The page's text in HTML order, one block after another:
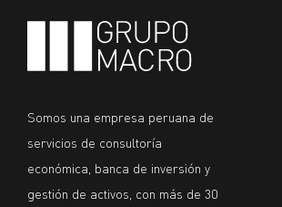
Somos una empresa peruana de
servicios de consultoría
económica, banca de inversión y
gestión de activos, con más de 30